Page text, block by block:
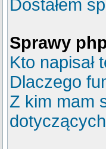
Dostałem
Sprawy
Kto napisał
Dlaczego
Z kim mam